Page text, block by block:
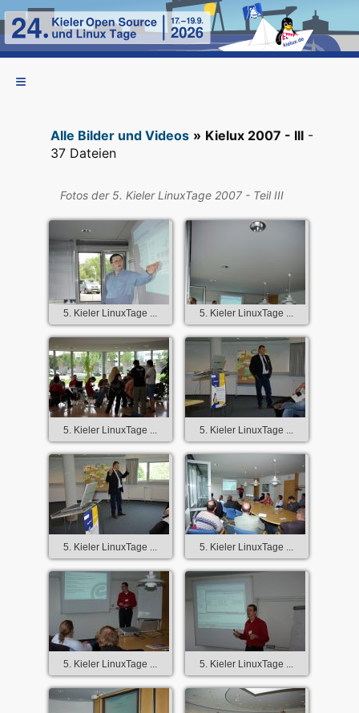
Alle Bilder und Videos » Kielux 2007 - III-
37 Dateien
Fotos der 5. Kieler LinuxTage 2007 - Teil III
5. Kieler LinuxTage ... 5. Kieler LinuxTage ...
5. Kieler LinuxTage ... 5. Kieler LinuxTage ...
5. Kieler LinuxTage ... 5. Kieler LinuxTage ...
5. Kieler LinuxTage ... 5. Kieler LinuxTage ...